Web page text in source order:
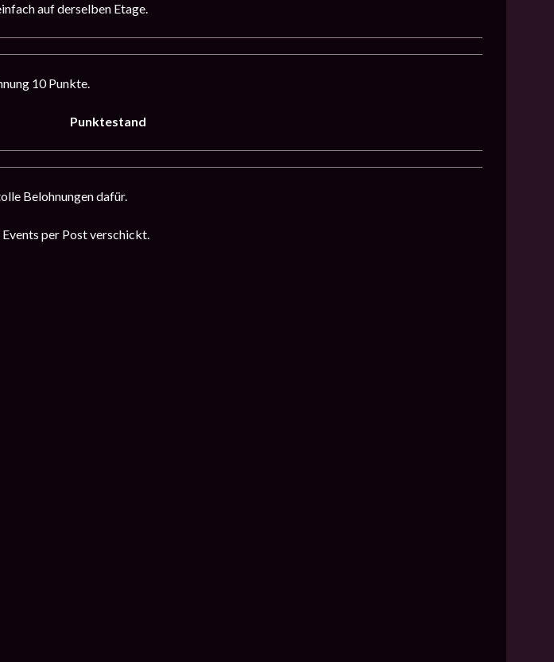
auf derselben Etage.
10 Punkte.
Punktestand
Belohnungen dafür.
Events per Post verschickt.